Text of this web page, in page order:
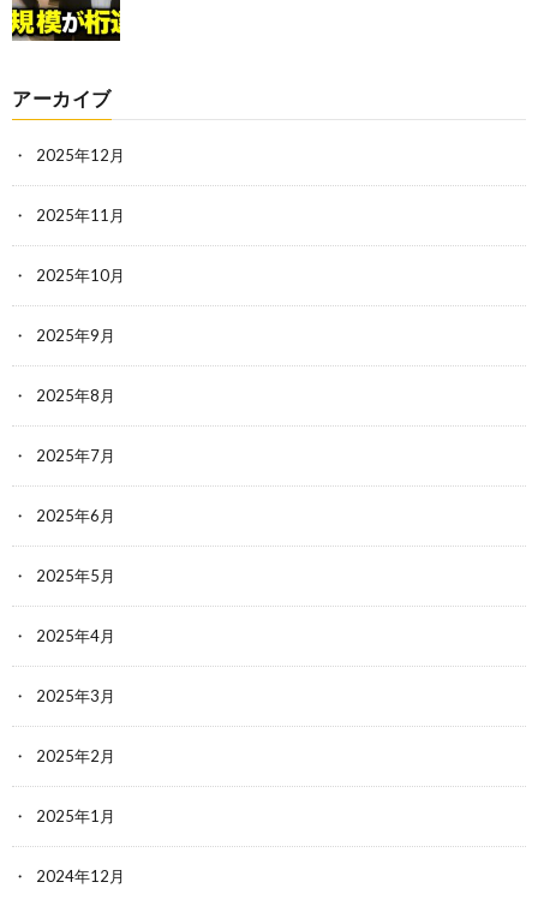
アーカイブ
2025年12月
2025年11月
2025年10月
2025年9月
2025年8月
2025年7月
2025年6月
2025年5月
2025年4月
2025年3月
2025年2月
2025年1月
2024年12月